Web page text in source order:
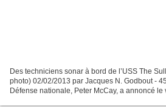
Des techniciens sonar à bord de l’USS The
photo) 02/02/2013 par Jacques N. Godbout -
Défense nationale, Peter McCay, a annoncé